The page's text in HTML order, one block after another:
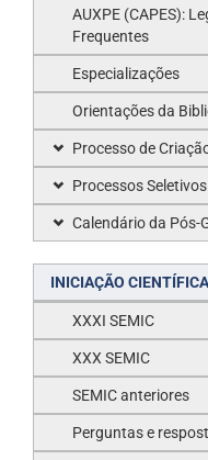
AUXPE (CAPES):
Frequentes
Especializações
Orientações da
Processo de
Processos
Calendário da Pós-
INICIAÇÃO
XXXI SEMIC
XXX SEMIC
SEMIC anteriores
Perguntas e